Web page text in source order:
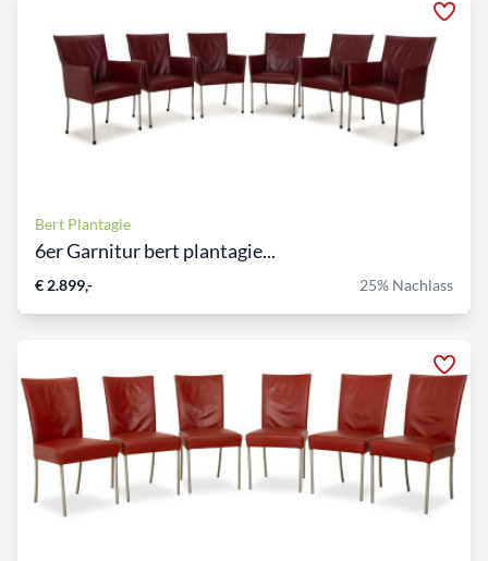
Bert Plantagie
6er Garnitur bert plantagie...
€ 2.899,- 25% Nachlass